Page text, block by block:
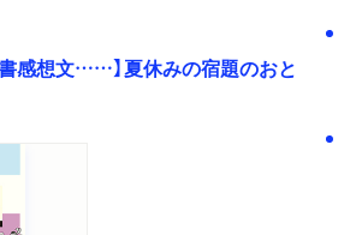
感想文……】夏休みの宿題のおと